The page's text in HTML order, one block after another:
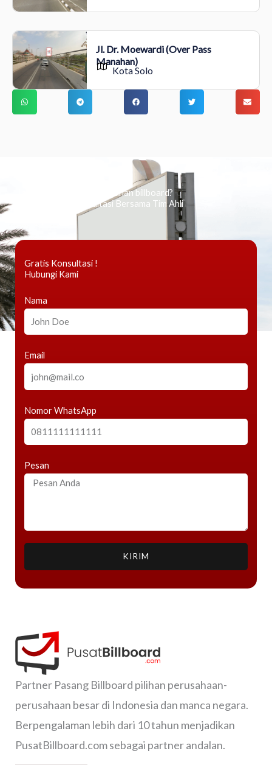
Jl. Dr. Moewardi (Over Pass
Manahan)
Kota Solo
Ingin tahu tentang periklanan billboard?
Kami Berikan Konsultasi Bersama Tim Ahli
Gratis Konsultasi !
Hubungi Kami
Nama
Email
Nomor WhatsApp
Pesan
KIRIM
Partner Pasang Billboard pilihan perusahaan-
perusahaan besar di Indonesia dan manca negara.
Berpengalaman lebih dari 10 tahun menjadikan
PusatBillboard.com sebagai partner andalan.